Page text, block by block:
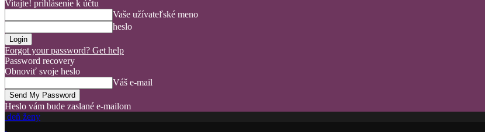
Vitajte! prihlásenie k účtu
Vaše užívateľské meno
heslo
Forgot your password? Get help
Password recovery
Obnoviť svoje heslo
Váš e-mail
Heslo vám bude zaslané e-mailom
deň ženy